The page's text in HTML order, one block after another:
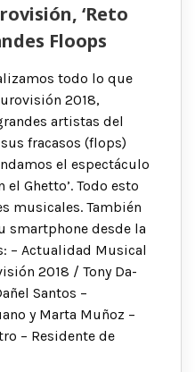
‘Reto
Floops
todo lo que
2018,
artistas del
fracasos (flops)
el espectáculo
Ghetto’. Todo esto
musicales. También
smartphone desde la
– Actualidad Musical
2018 / Tony Da-
Santos –
y Marta Muñoz –
– Residente de